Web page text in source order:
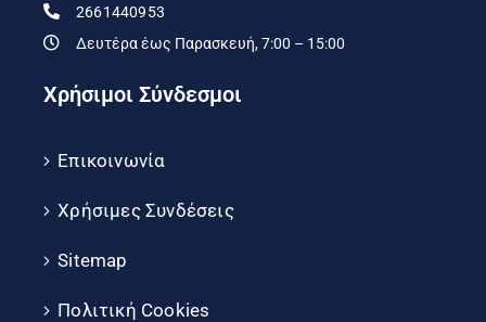
2661440953
Δευτέρα έως Παρασκευή, 7:00 – 15:00
Χρήσιμοι Σύνδεσμοι
Επικοινωνία
Χρήσιμες Συνδέσεις
Sitemap
Πολιτική Cookies